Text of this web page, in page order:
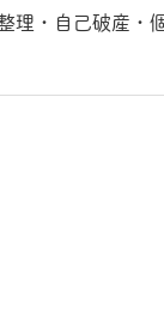
理・自己破産・